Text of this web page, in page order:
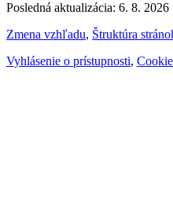
Posledná aktualizácia: 6. 8. 2026
Zmena vzhľadu, Štruktúra
Vyhlásenie o prístupnosti,